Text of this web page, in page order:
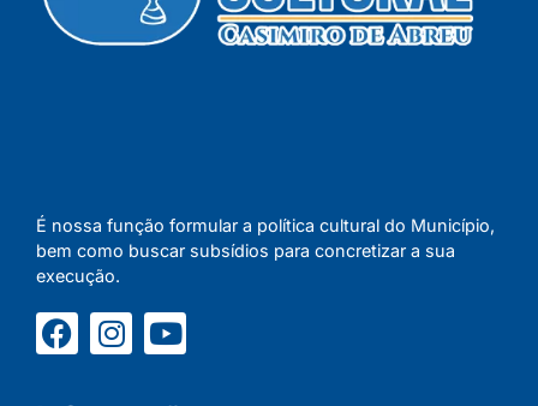
É nossa função formular a política cultural do Município,
bem como buscar subsídios para concretizar a sua
execução.